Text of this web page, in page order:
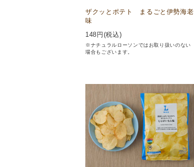
ザクッとポテト まるごと伊勢海老
味
148 円(税込)
※ナチュラルローソンではお取り扱いのない
場合もございます。